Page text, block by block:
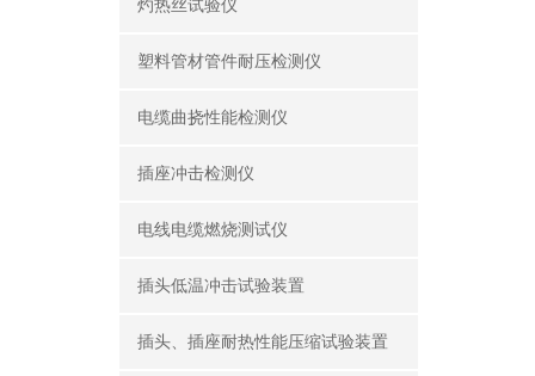
灼热丝试验仪
塑料管材管件耐压检测仪
电缆曲挠性能检测仪
插座冲击检测仪
电线电缆燃烧测试仪
插头低温冲击试验装置
插头、插座耐热性能压缩试验装置